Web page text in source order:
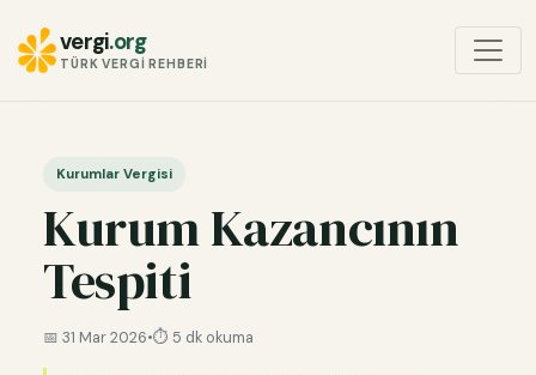
vergi.org
TÜRK VERGI REHBERI
Kurumlar Vergisi
Kurum Kazancının
Tespiti
📅 31 Mar 2026•⏱️ 5 dk okuma